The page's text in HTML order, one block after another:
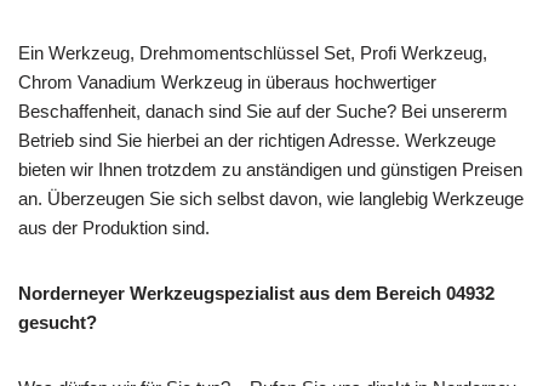
Ein Werkzeug, Drehmomentschlüssel Set, Profi Werkzeug,
Chrom Vanadium Werkzeug in überaus hochwertiger
Beschaffenheit, danach sind Sie auf der Suche? Bei unsererm
Betrieb sind Sie hierbei an der richtigen Adresse. Werkzeuge
bieten wir Ihnen trotzdem zu anständigen und günstigen Preisen
an. Überzeugen Sie sich selbst davon, wie langlebig Werkzeuge
aus der Produktion sind.
Norderneyer Werkzeugspezialist aus dem Bereich 04932
gesucht?